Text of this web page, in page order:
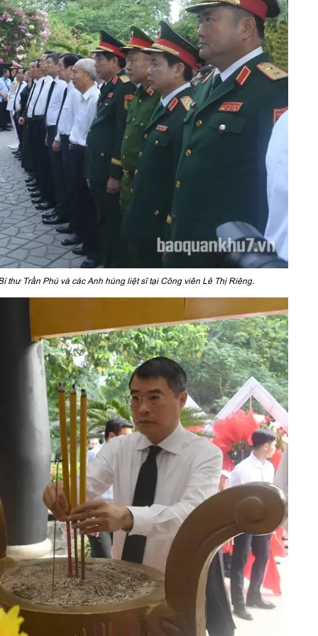
Trần Phú và các Anh hùng liệt sĩ tại Công viên Lê Thị Riêng.